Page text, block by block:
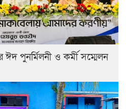
পুনর্মিলনী ও কর্মী সম্মেলন